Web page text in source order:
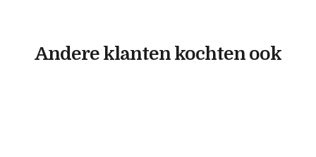
Andere klanten kochten ook